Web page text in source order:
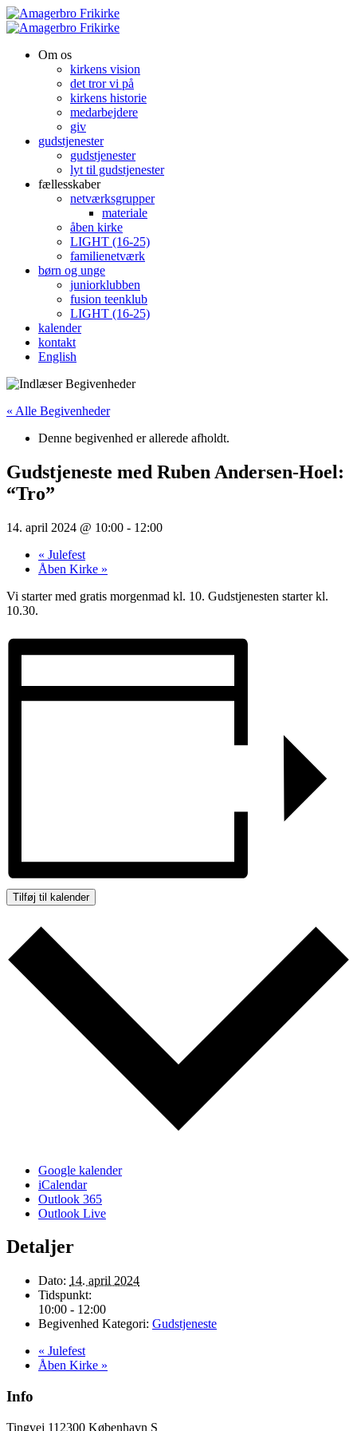
Om os
kirkens vision
det tror vi på
kirkens historie
medarbejdere
giv
gudstjenester
gudstjenester
lyt til gudstjenester
fællesskaber
netværksgrupper
materiale
åben kirke
LIGHT (16-25)
familienetværk
børn og unge
juniorklubben
fusion teenklub
LIGHT (16-25)
kalender
kontakt
English
« Alle Begivenheder
Denne begivenhed er allerede afholdt.
Gudstjeneste med Ruben Andersen-Hoel:
“Tro”
14. april 2024 @ 10:00 - 12:00
« Julefest
Åben Kirke »
Vi starter med gratis morgenmad kl. 10. Gudstjenesten starter kl.
10.30.
Tilføj til kalender
Google kalender
iCalendar
Outlook 365
Outlook Live
Detaljer
Dato: 14. april 2024
Tidspunkt:
10:00 - 12:00
Begivenhed Kategori: Gudstjeneste
« Julefest
Åben Kirke »
Info
Tingvej 11 2300 København S